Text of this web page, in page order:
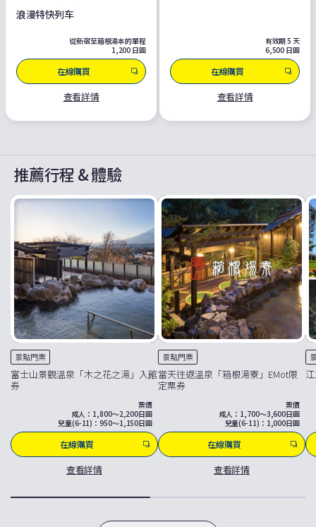
浪漫特快列车
從新宿至箱根湯本的單程
1,200 日圓
在線購買
查看詳情
有效期 5 天
6,500 日圓
在線購買
查看詳情
推薦行程 & 體驗
景點門票
富士山景觀溫泉「木之花之湯」入館
券
票價
成人：1,800～2,200日圓
兒童(6-11)：950～1,150日圓
在線購買
查看詳情
景點門票
當天往返溫泉「箱根湯寮」EMot限
定票券
票價
成人：1,700～3,600日圓
兒童(6-11)：1,000日圓
在線購買
查看詳情